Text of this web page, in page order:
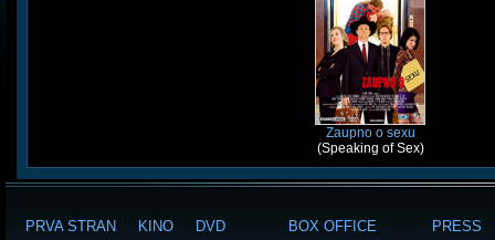
Zaupno o sexu
(Speaking of Sex)
PRVA STRAN
KINO DVD BOX OFFICE
PRESS